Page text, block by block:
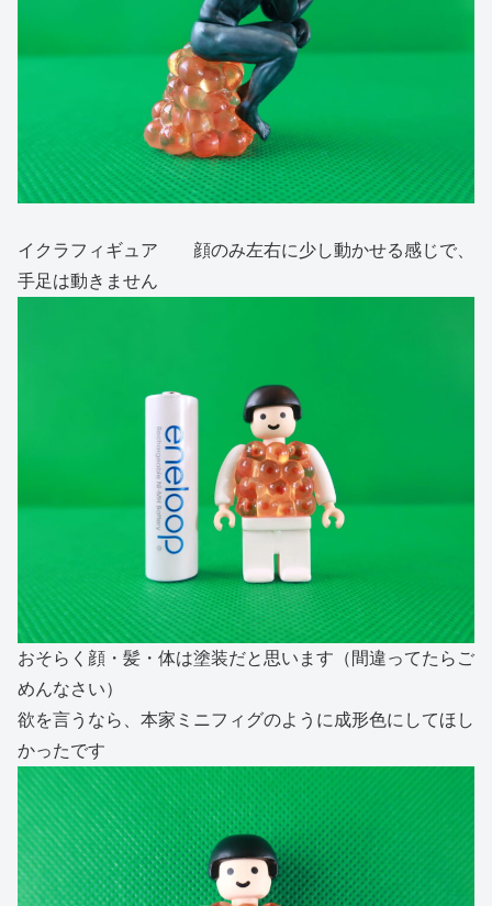
イクラフィギュア 顔のみ左右に少し動かせる感じで、
手足は動きません
おそらく顔・髪・体は塗装だと思います（間違ってたらご
めんなさい）
欲を言うなら、本家ミニフィグのように成形色にしてほし
かったです